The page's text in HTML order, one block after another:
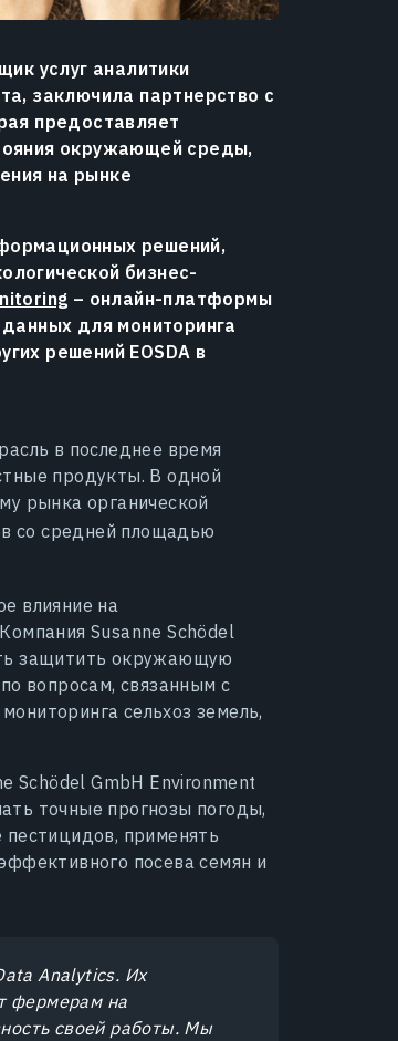
услуг аналитики
заключила партнерство с
предоставляет
окружающей среды,
на рынке
решений,
бизнес-
– онлайн-платформы
для мониторинга
решений EOSDA в
в последнее время
продукты. В одной
рынка органической
со средней площадью
влияние на
Susanne Schödel
защитить окружающую
вопросам, связанным с
сельхоз земель,
Schödel GmbH Environment
точные прогнозы погоды,
пестицидов, применять
посева семян и
Analytics. Их
фермерам на
своей работы. Мы